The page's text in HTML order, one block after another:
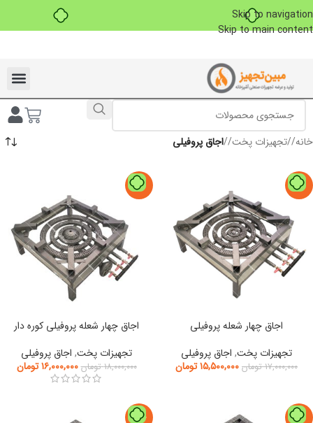
خرید قسطی با ترب‌پیSkip to navigation
Skip to main contentتخفیفات ویژه به مناسبت ماه محرم
خانه/ تجهیزات پخت/ اجاق پروفیلی
-9%
اجاق چهار شعله پروفیلی
تجهیزات پخت, اجاق پروفیلی
۱۷,۰۰۰,۰۰۰ تومان ۱۵,۵۰۰,۰۰۰تومان
-11%
اجاق چهار شعله پروفیلی کوره دار
تجهیزات پخت, اجاق پروفیلی
۱۸,۰۰۰,۰۰۰ تومان ۱۶,۰۰۰,۰۰۰ تومان
-9%
-20%